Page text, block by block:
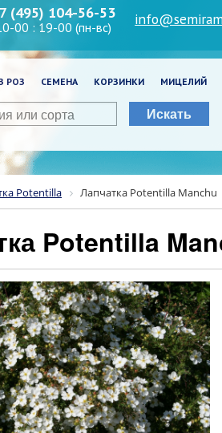
(495) 104-56-53
00 : 19-00 (пн-вс)
РОЗ СЕМЕНА КОРЗИНКИ МИЦЕЛИЙ
Искать
Potentilla Лапчатка Potentilla Manchu
Potentilla